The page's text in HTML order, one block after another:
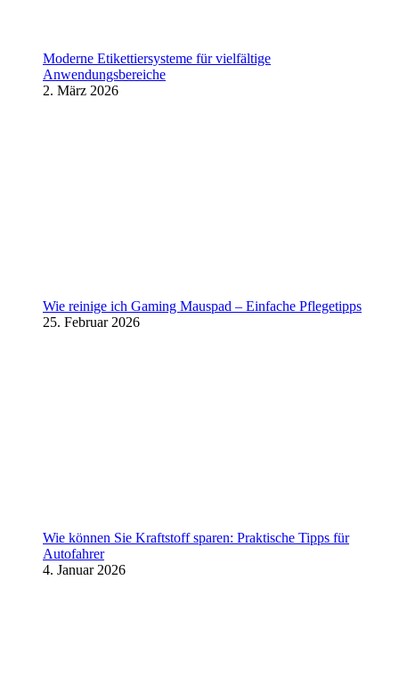
Moderne Etikettiersysteme für vielfältige
Anwendungsbereiche
2. März 2026
Wie reinige ich Gaming Mauspad – Einfache Pflegetipps
25. Februar 2026
Wie können Sie Kraftstoff sparen: Praktische Tipps für
Autofahrer
4. Januar 2026